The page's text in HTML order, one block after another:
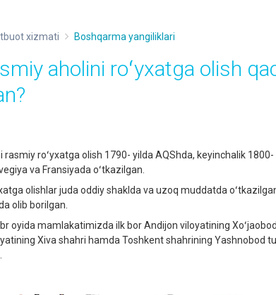
xizmati Boshqarma yangiliklari
aholini roʻyxatga olish
roʻyxatga olish 1790- yilda AQShda, keyinchalik
va Fransiyada oʻtkazilgan.
olishlar juda oddiy shaklda va uzoq muddatda
olib borilgan.
oyida mamlakatimizda ilk bor Andijon viloyatining
Xiva shahri hamda Toshkent shahrining Yashnobod